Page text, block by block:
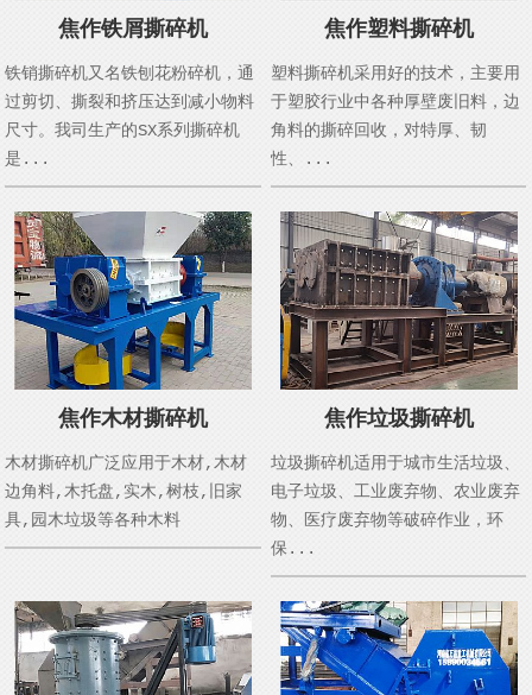
焦作铁屑撕碎机
铁销撕碎机又名铁刨花粉碎机，通
过剪切、撕裂和挤压达到减小物料
尺寸。我司生产的SX系列撕碎机
是...
焦作塑料撕碎机
塑料撕碎机采用好的技术，主要用
于塑胶行业中各种厚壁废旧料，边
角料的撕碎回收，对特厚、韧
性、...
焦作木材撕碎机
木材撕碎机广泛应用于木材,木材
边角料,木托盘,实木,树枝,旧家
具,园木垃圾等各种木料
焦作垃圾撕碎机
垃圾撕碎机适用于城市生活垃圾、
电子垃圾、工业废弃物、农业废弃
物、医疗废弃物等破碎作业，环
保...